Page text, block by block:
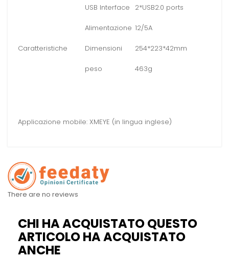
USB Interface 2*USB2.0 ports
Caratteristiche
Alimentazione 12/5A
Dimensioni 254*223*42mm
peso 463g
Applicazione mobile: XMEYE (in lingua inglese)
There are no reviews
CHI HA ACQUISTATO QUESTO
ARTICOLO HA ACQUISTATO
ANCHE